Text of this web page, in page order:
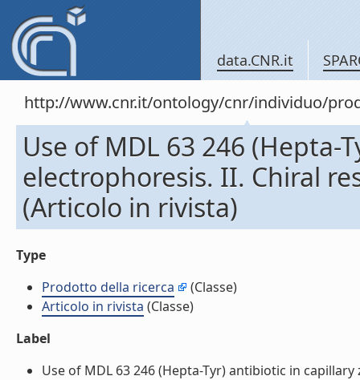
data.CNR.it
http://www.cnr.it/ontology/cnr/individuo/
Use of MDL 63 246
electrophoresis. II. Chiral
(Articolo in rivista)
Type
Prodotto della ricerca
(Classe)
Articolo in rivista (Classe)
Label
Use of MDL 63 246 (Hepta-Tyr) antibiotic in